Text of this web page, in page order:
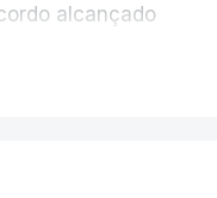
alcançado